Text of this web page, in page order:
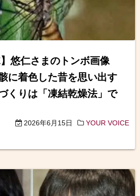
】悠仁さまのトンボ画像
に着色した昔を思い出す
くりは「凍結乾燥法」で
2026年6月15日 YOUR VOICE